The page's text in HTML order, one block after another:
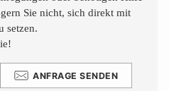
Sie nicht, sich direkt mit
setzen.
ANFRAGE SENDEN